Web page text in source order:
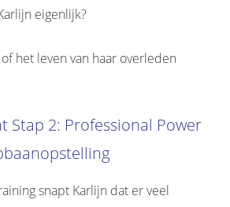
eigenlijk?
het leven van haar overleden
Stap 2: Professional Power
snapt Karlijn dat er veel